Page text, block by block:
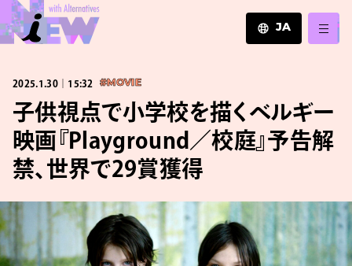
JA
ZH
2025.1.30｜15:32 #MOVIE
子供視点で小学校を描くベルギー
映画『Playground／校庭』予告解
禁、世界で29賞獲得